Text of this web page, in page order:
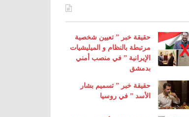
حقيقة خبر ” تعيين شخصية
مرتبطة بالنظام و الميليشيات
الإيرانية ” في منصب أمني
بدمشق
حقيقة خبر ” تسميم بشار
الأسد ” في روسيا